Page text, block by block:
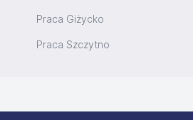
Praca Giżycko
Praca Szczytno